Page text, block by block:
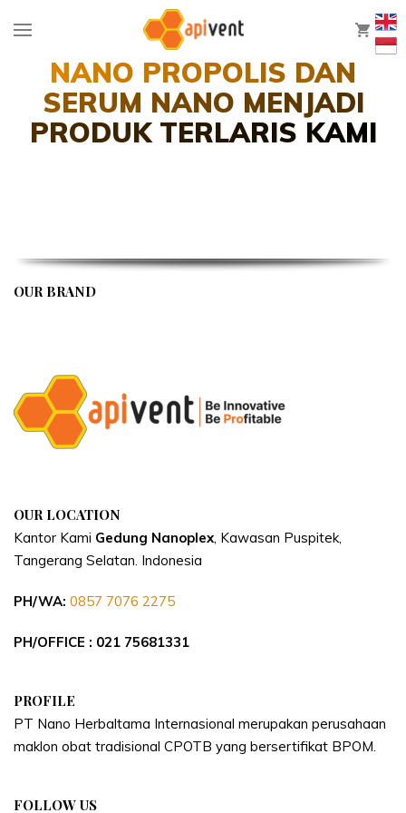
0
NANO PROPOLIS DAN
SERUM NANO MENJADI
PRODUK TERLARIS KAMI
OUR BRAND
OUR LOCATION
Kantor Kami Gedung Nanoplex, Kawasan Puspitek,
Tangerang Selatan. Indonesia
PH/WA: 0857 7076 2275
PH/OFFICE : 021 75681331
PROFILE
PT Nano Herbaltama Internasional merupakan perusahaan
maklon obat tradisional CPOTB yang bersertifikat BPOM.
FOLLOW US